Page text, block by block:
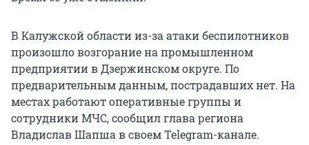
В Калужской области из-за атаки беспилотников
произошло возгорание на промышленном
предприятии в Дзержинском округе. По
предварительным данным, пострадавших нет. На
местах работают оперативные группы и
сотрудники МЧС, сообщил глава региона
Владислав Шапша в своем Telegram-канале.